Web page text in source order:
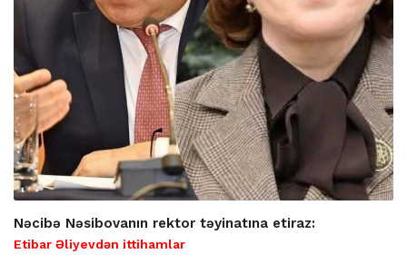
Nəcibə Nəsibovanın rektor təyinatına etiraz:
Etibar Əliyevdən ittihamlar